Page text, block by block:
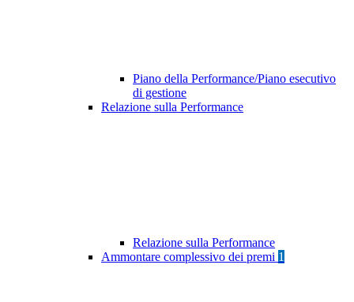
Piano della Performance/Piano esecutivo
di gestione
Relazione sulla Performance
Relazione sulla Performance
Ammontare complessivo dei premi 1